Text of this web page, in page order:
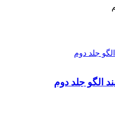
الگو جلد دوم